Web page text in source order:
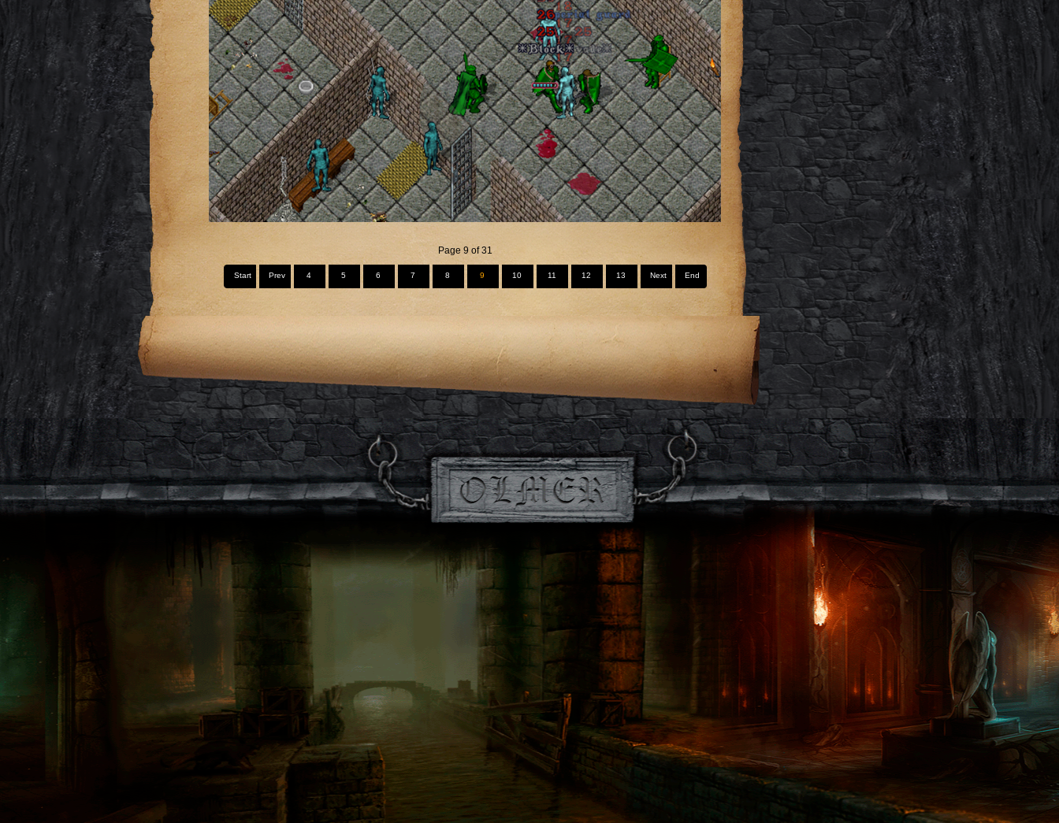
Page 9 of 31
Start Prev 4 5 6 7 8 9 10 11 12 13 Next End